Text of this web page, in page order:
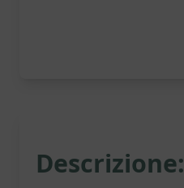
Descrizione: